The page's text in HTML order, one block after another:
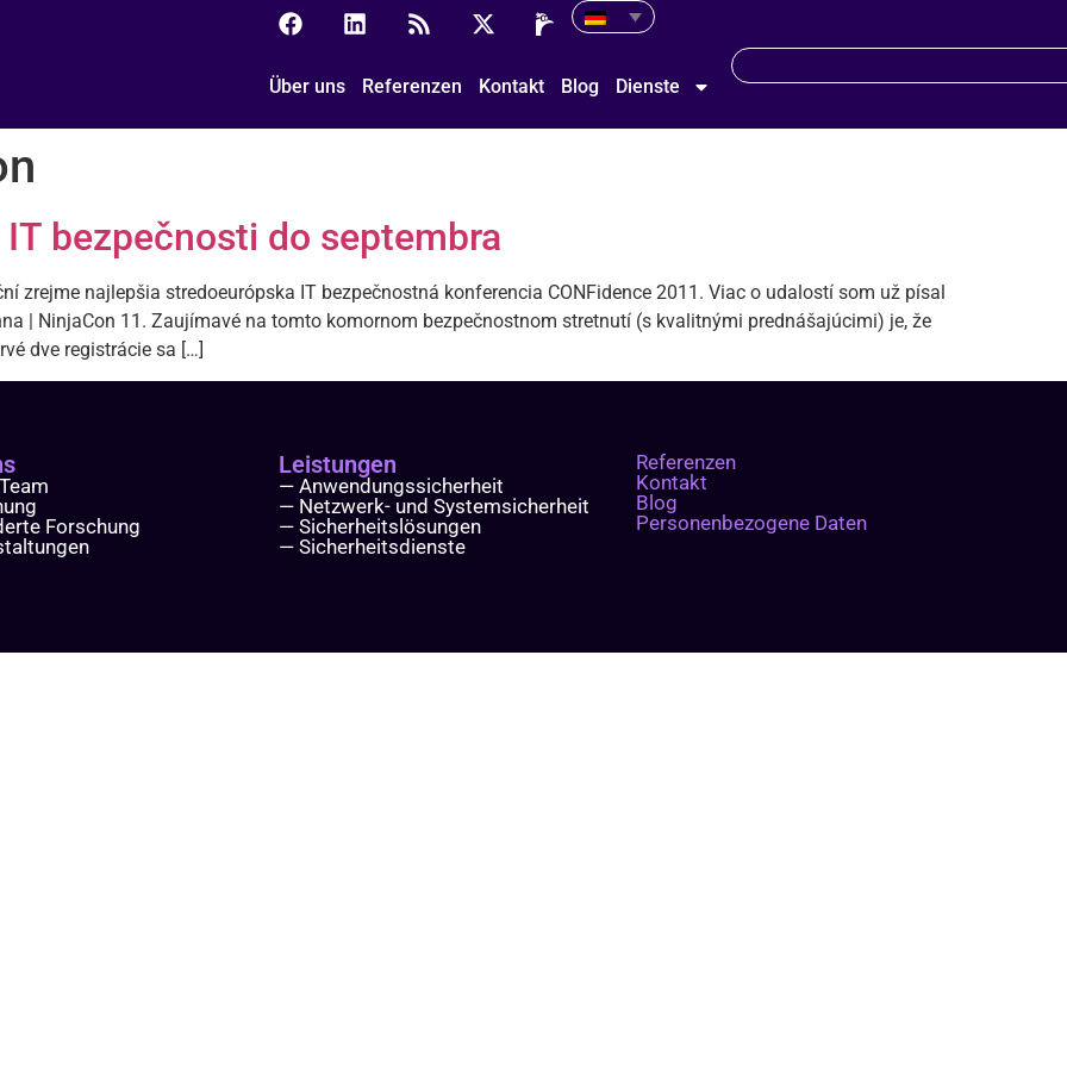
Über uns Referenzen Kontakt Blog Dienste
bezpečnosti do septembra
zrejme najlepšia stredoeurópska IT bezpečnostná konferencia CONFidence 2011. Viac o udalostí som už písal
| NinjaCon 11. Zaujímavé na tomto komornom bezpečnostnom stretnutí (s kvalitnými prednášajúcimi) je, že
dve registrácie sa […]
Forschung
Leistungen
— Anwendungssicherheit
— Netzwerk- und Systemsicherheit
— Sicherheitslösungen
— Sicherheitsdienste
Referenzen
Kontakt
Blog
Personenbezogene Daten